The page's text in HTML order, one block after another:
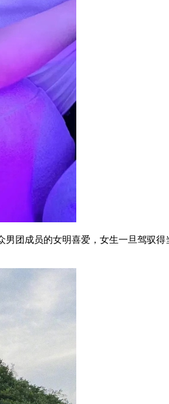
成员的女明喜爱，女生一旦驾驭